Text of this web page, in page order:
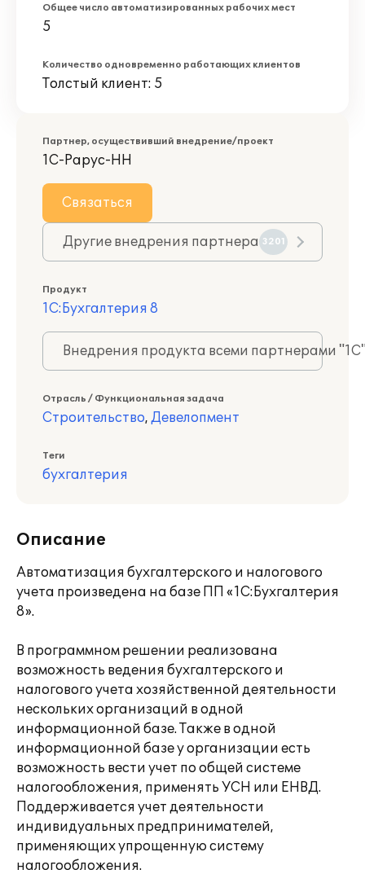
Общее число автоматизированных рабочих мест
5
Количество одновременно работающих клиентов
Толстый клиент: 5
Партнер, осуществивший внедрение/проект
1С-Рарус-НН
Связаться
Другие внедрения партнера 3201
Продукт
1С:Бухгалтерия 8
Внедрения продукта всеми партнерами
Отрасль / Функциональная задача
Строительство, Девелопмент
Теги
бухгалтерия
Описание
Автоматизация бухгалтерского и налогового
учета произведена на базе ПП «1С:Бухгалтерия
8».
В программном решении реализована
возможность ведения бухгалтерского и
налогового учета хозяйственной деятельности
нескольких организаций в одной
информационной базе. Также в одной
информационной базе у организации есть
возможность вести учет по общей системе
налогообложения, применять УСН или ЕНВД.
Поддерживается учет деятельности
индивидуальных предпринимателей,
применяющих упрощенную систему
налогообложения.